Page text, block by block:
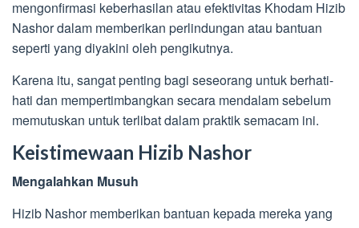
mengonfirmasi keberhasilan atau efektivitas Khodam Hizib
Nashor dalam memberikan perlindungan atau bantuan
seperti yang diyakini oleh pengikutnya.
Karena itu, sangat penting bagi seseorang untuk berhati-
hati dan mempertimbangkan secara mendalam sebelum
memutuskan untuk terlibat dalam praktik semacam ini.
Keistimewaan Hizib Nashor
Mengalahkan Musuh
Hizib Nashor memberikan bantuan kepada mereka yang